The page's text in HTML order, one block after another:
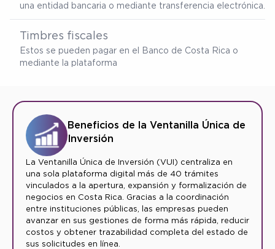
una entidad bancaria o mediante transferencia electrónica.
Timbres fiscales
Estos se pueden pagar en el Banco de Costa Rica o
mediante la plataforma
Beneficios de la Ventanilla Única de
Inversión
La Ventanilla Única de Inversión (VUI) centraliza en
una sola plataforma digital más de 40 trámites
vinculados a la apertura, expansión y formalización de
negocios en Costa Rica. Gracias a la coordinación
entre instituciones públicas, las empresas pueden
avanzar en sus gestiones de forma más rápida, reducir
costos y obtener trazabilidad completa del estado de
sus solicitudes en línea.